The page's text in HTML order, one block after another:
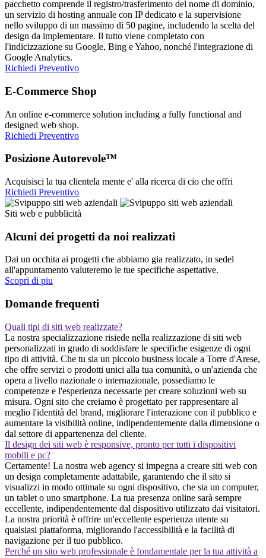
pacchetto comprende il registro/trasferimento del nome di dominio,
un servizio di hosting annuale con IP dedicato e la supervisione
nello sviluppo di un massimo di 50 pagine, includendo la scelta del
design da implementare. Il tutto viene completato con
l'indicizzazione su Google, Bing e Yahoo, nonché l'integrazione di
Google Analytics.
Richiedi Preventivo
E-Commerce Shop
An online e-commerce solution including a fully functional and
designed web shop.
Richiedi Preventivo
Posizione Autorevole™
Acquisisci la tua clientela mente e' alla ricerca di cio che offri
Richiedi Preventivo
Siti web e pubblicità
Alcuni dei progetti da noi realizzati
Dai un occhita ai progetti che abbiamo gia realizzato, in sedel
all'appuntamento valuteremo le tue specifiche aspettative.
Scopri di piu
Domande frequenti
Quali tipi di siti web realizzate?
La nostra specializzazione risiede nella realizzazione di siti web
personalizzati in grado di soddisfare le specifiche esigenze di ogni
tipo di attività. Che tu sia un piccolo business locale a Torre d'Arese,
che offre servizi o prodotti unici alla tua comunità, o un'azienda che
opera a livello nazionale o internazionale, possediamo le
competenze e l'esperienza necessarie per creare soluzioni web su
misura. Ogni sito che creiamo è progettato per rappresentare al
meglio l'identità del brand, migliorare l'interazione con il pubblico e
aumentare la visibilità online, indipendentemente dalla dimensione o
dal settore di appartenenza del cliente.
Il design dei siti web è responsive, pronto per tutti i dispositivi
mobili e pc?
Certamente! La nostra web agency si impegna a creare siti web con
un design completamente adattabile, garantendo che il sito si
visualizzi in modo ottimale su ogni dispositivo, che sia un computer,
un tablet o uno smartphone. La tua presenza online sarà sempre
eccellente, indipendentemente dal dispositivo utilizzato dai visitatori.
La nostra priorità è offrire un'eccellente esperienza utente su
qualsiasi piattaforma, migliorando l'accessibilità e la facilità di
navigazione per il tuo pubblico.
Perché un sito web professionale è fondamentale per la tua attività a